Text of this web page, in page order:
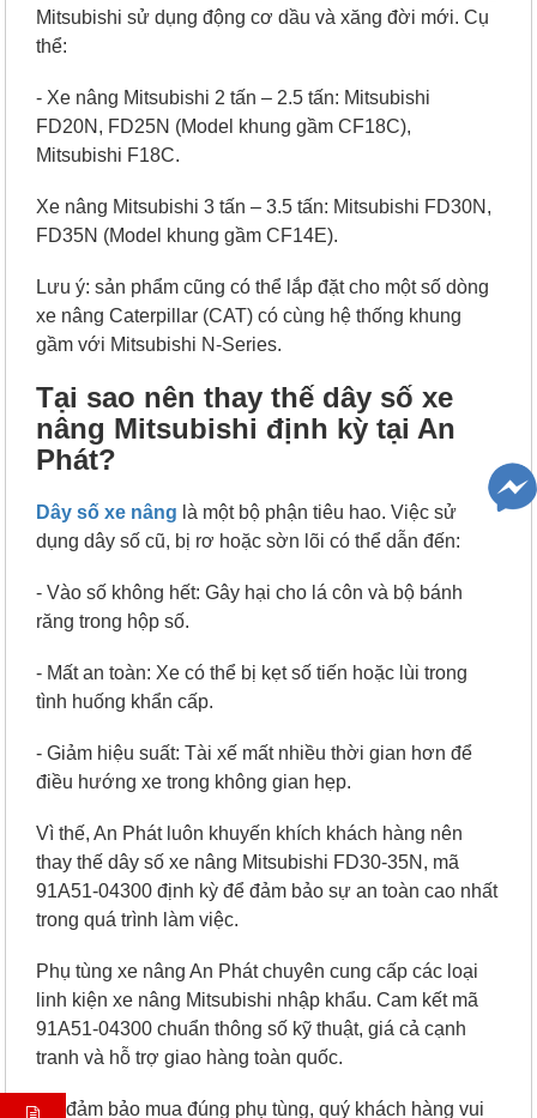
Mitsubishi sử dụng động cơ dầu và xăng đời mới. Cụ
thể:
- Xe nâng Mitsubishi 2 tấn – 2.5 tấn: Mitsubishi
FD20N, FD25N (Model khung gầm CF18C),
Mitsubishi F18C.
Xe nâng Mitsubishi 3 tấn – 3.5 tấn: Mitsubishi FD30N,
FD35N (Model khung gầm CF14E).
Lưu ý: sản phẩm cũng có thể lắp đặt cho một số dòng
xe nâng Caterpillar (CAT) có cùng hệ thống khung
gầm với Mitsubishi N-Series.
Tại sao nên thay thế dây số xe
nâng Mitsubishi định kỳ tại An
Phát?
Dây số xe nâng là một bộ phận tiêu hao. Việc sử
dụng dây số cũ, bị rơ hoặc sờn lõi có thể dẫn đến:
- Vào số không hết: Gây hại cho lá côn và bộ bánh
răng trong hộp số.
- Mất an toàn: Xe có thể bị kẹt số tiến hoặc lùi trong
tình huống khẩn cấp.
- Giảm hiệu suất: Tài xế mất nhiều thời gian hơn để
điều hướng xe trong không gian hẹp.
Vì thế, An Phát luôn khuyến khích khách hàng nên
thay thế dây số xe nâng Mitsubishi FD30-35N, mã
91A51-04300 định kỳ để đảm bảo sự an toàn cao nhất
trong quá trình làm việc.
Phụ tùng xe nâng An Phát chuyên cung cấp các loại
linh kiện xe nâng Mitsubishi nhập khẩu. Cam kết mã
91A51-04300 chuẩn thông số kỹ thuật, giá cả cạnh
tranh và hỗ trợ giao hàng toàn quốc.
Để đảm bảo mua đúng phụ tùng, quý khách hàng vui